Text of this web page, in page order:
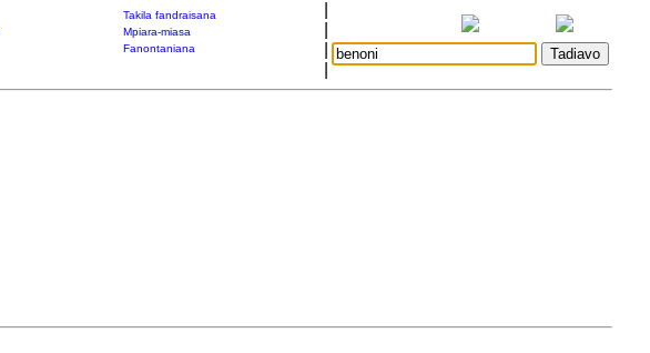
Takila fandraisana
Mpiara-miasa
Fanontaniana